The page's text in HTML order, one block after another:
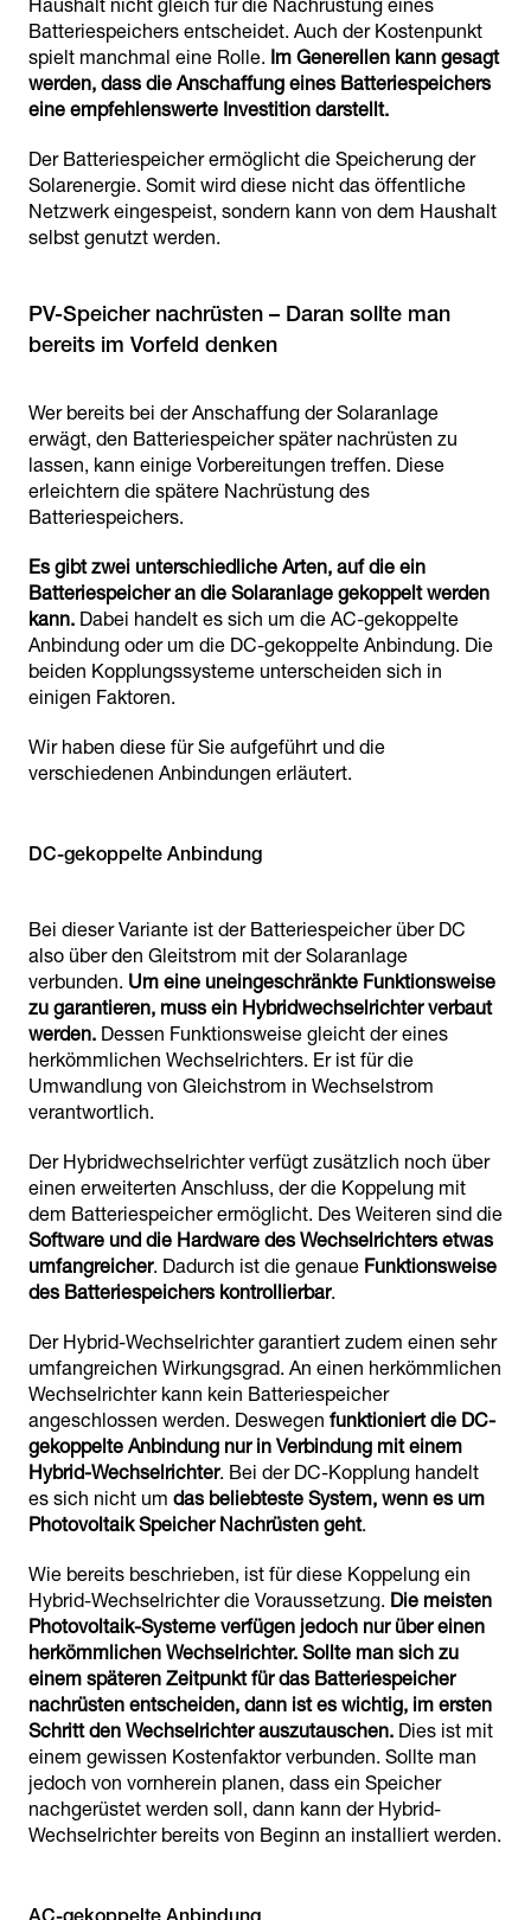
Haushalt nicht gleich für die Nachrüstung eines
Batteriespeichers entscheidet. Auch der Kostenpunkt
spielt manchmal eine Rolle. Im Generellen kann gesagt
werden, dass die Anschaffung eines Batteriespeichers
eine empfehlenswerte Investition darstellt.
Der Batteriespeicher ermöglicht die Speicherung der
Solarenergie. Somit wird diese nicht das öffentliche
Netzwerk eingespeist, sondern kann von dem Haushalt
selbst genutzt werden.
PV-Speicher nachrüsten – Daran sollte man
bereits im Vorfeld denken
Wer bereits bei der Anschaffung der Solaranlage
erwägt, den Batteriespeicher später nachrüsten zu
lassen, kann einige Vorbereitungen treffen. Diese
erleichtern die spätere Nachrüstung des
Batteriespeichers.
Es gibt zwei unterschiedliche Arten, auf die ein
Batteriespeicher an die Solaranlage gekoppelt werden
kann. Dabei handelt es sich um die AC-gekoppelte
Anbindung oder um die DC-gekoppelte Anbindung. Die
beiden Kopplungssysteme unterscheiden sich in
einigen Faktoren.
Wir haben diese für Sie aufgeführt und die
verschiedenen Anbindungen erläutert.
DC-gekoppelte Anbindung
Bei dieser Variante ist der Batteriespeicher über DC
also über den Gleitstrom mit der Solaranlage
verbunden. Um eine uneingeschränkte Funktionsweise
zu garantieren, muss ein Hybridwechselrichter verbaut
werden. Dessen Funktionsweise gleicht der eines
herkömmlichen Wechselrichters. Er ist für die
Umwandlung von Gleichstrom in Wechselstrom
verantwortlich.
Der Hybridwechselrichter verfügt zusätzlich noch über
einen erweiterten Anschluss, der die Koppelung mit
dem Batteriespeicher ermöglicht. Des Weiteren sind die
Software und die Hardware des Wechselrichters etwas
umfangreicher. Dadurch ist die genaue Funktionsweise
des Batteriespeichers kontrollierbar.
Der Hybrid-Wechselrichter garantiert zudem einen sehr
umfangreichen Wirkungsgrad. An einen herkömmlichen
Wechselrichter kann kein Batteriespeicher
angeschlossen werden. Deswegen funktioniert die DC-
gekoppelte Anbindung nur in Verbindung mit einem
Hybrid-Wechselrichter. Bei der DC-Kopplung handelt
es sich nicht um das beliebteste System, wenn es um
Photovoltaik Speicher Nachrüsten geht.
Wie bereits beschrieben, ist für diese Koppelung ein
Hybrid-Wechselrichter die Voraussetzung. Die meisten
Photovoltaik-Systeme verfügen jedoch nur über einen
herkömmlichen Wechselrichter. Sollte man sich zu
einem späteren Zeitpunkt für das Batteriespeicher
nachrüsten entscheiden, dann ist es wichtig, im ersten
Schritt den Wechselrichter auszutauschen. Dies ist mit
einem gewissen Kostenfaktor verbunden. Sollte man
jedoch von vornherein planen, dass ein Speicher
nachgerüstet werden soll, dann kann der Hybrid-
Wechselrichter bereits von Beginn an installiert werden.